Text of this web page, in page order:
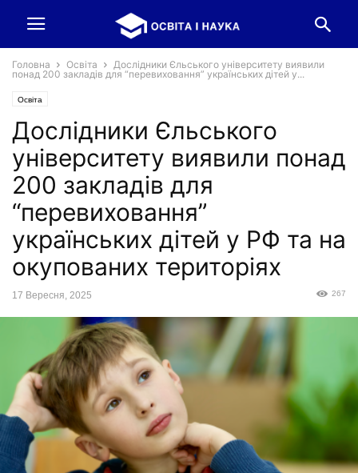
Головна Освіта
Дослідники Єльського університету виявили
понад 200 закладів для “перевиховання” українських дітей у...
Освіта
Дослідники Єльського
університету виявили понад
200 закладів для
“перевиховання”
українських дітей у РФ та на
окупованих територіях
17 Вересня, 2025 267